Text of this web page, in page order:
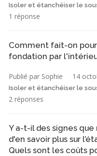
Isoler et étanchéiser le
1 réponse
Comment fait-on
fondation par
Publié par Sophie 14
Isoler et étanchéiser le
2 réponses
Y a-t-il des signes
d'en savoir plus sur
Quels sont les coûts